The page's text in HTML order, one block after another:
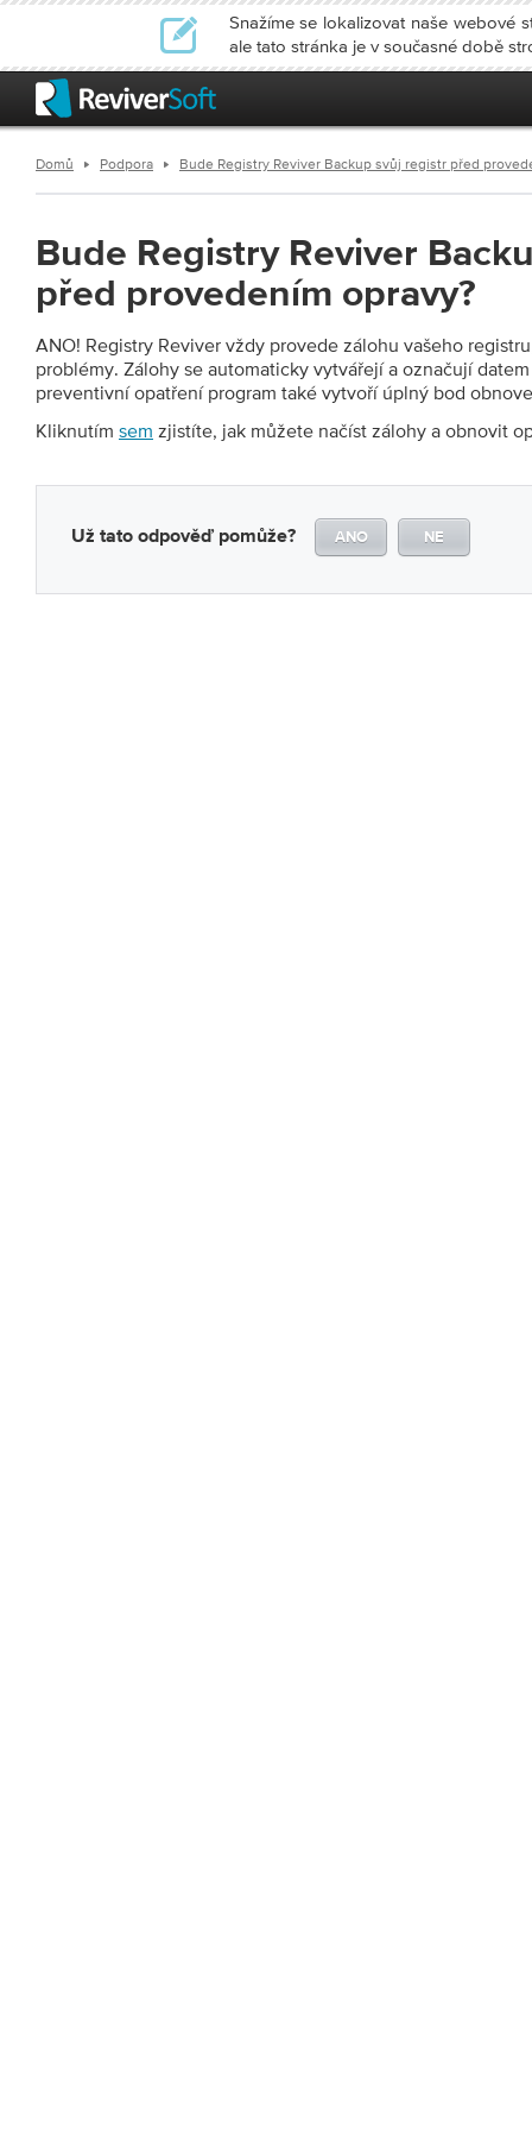
Snažíme se lokalizovat naše webové
ale tato stránka je v současné době
Domů Podpora Bude Registry Reviver Backup svůj registr před
Bude Registry Reviver
před provedením opravy?
ANO! Registry Reviver vždy provede zálohu vašeho
problémy. Zálohy se automaticky vytvářejí a označují
preventivní opatření program také vytvoří úplný bod
Kliknutím sem zjistíte, jak můžete načíst zálohy a obnovit
Už tato odpověď pomůže? ANO NE